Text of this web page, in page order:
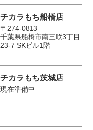
チカラもち船橋店
〒274-0813
千葉県船橋市南三咲3丁目
23-7 SKビル1階
チカラもち茨城店
現在準備中